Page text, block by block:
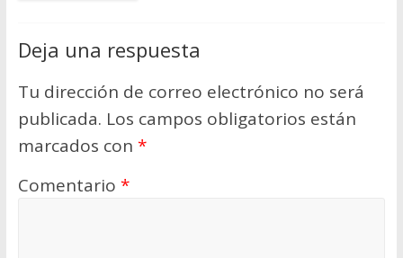
Deja una respuesta
Tu dirección de correo electrónico no será
publicada. Los campos obligatorios están
marcados con *
Comentario *